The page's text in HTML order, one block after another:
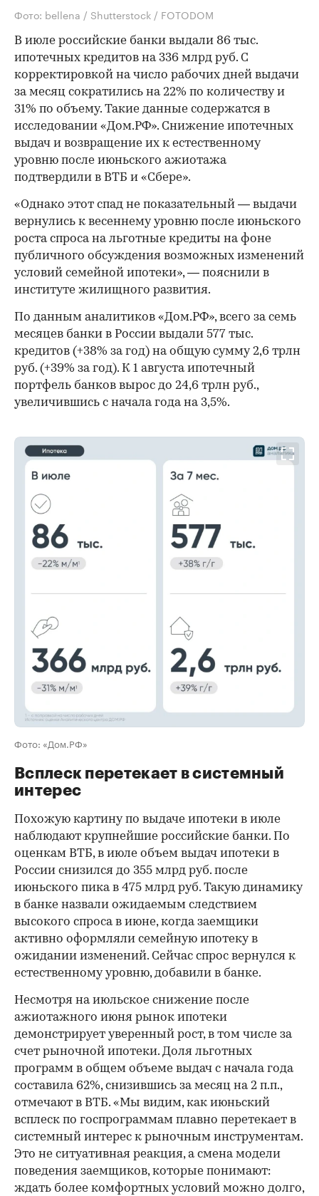
Фото: bellena / Shutterstock / FOTODOM
В июле российские банки выдали 86 тыс.
ипотечных кредитов на 336 млрд руб. С
корректировкой на число рабочих дней выдачи
за месяц сократились на 22% по количеству и
31% по объему. Такие данные содержатся в
исследовании «Дом.РФ». Снижение ипотечных
выдач и возвращение их к естественному
уровню после июньского ажиотажа
подтвердили в ВТБ и «Сбере».
«Однако этот спад не показательный — выдачи
вернулись к весеннему уровню после июньского
роста спроса на льготные кредиты на фоне
публичного обсуждения возможных изменений
условий семейной ипотеки», — пояснили в
институте жилищного развития.
По данным аналитиков «Дом.РФ», всего за семь
месяцев банки в России выдали 577 тыс.
кредитов (+38% за год) на общую сумму 2,6 трлн
руб. (+39% за год). К 1 августа ипотечный
портфель банков вырос до 24,6 трлн руб.,
увеличившись с начала года на 3,5%.
Фото: «Дом.РФ»
Всплеск перетекает в системный
интерес
Похожую картину по выдаче ипотеки в июле
наблюдают крупнейшие российские банки. По
оценкам ВТБ, в июле объем выдач ипотеки в
России снизился до 355 млрд руб. после
июньского пика в 475 млрд руб. Такую динамику
в банке назвали ожидаемым следствием
высокого спроса в июне, когда заемщики
активно оформляли семейную ипотеку в
ожидании изменений. Сейчас спрос вернулся к
естественному уровню, добавили в банке.
Несмотря на июльское снижение после
ажиотажного июня рынок ипотеки
демонстрирует уверенный рост, в том числе за
счет рыночной ипотеки. Доля льготных
программ в общем объеме выдач с начала года
составила 62%, снизившись за месяц на 2 п.п.,
отмечают в ВТБ. «Мы видим, как июньский
всплеск по госпрограммам плавно перетекает в
системный интерес к рыночным инструментам.
Это не ситуативная реакция, а смена модели
поведения заемщиков, которые понимают:
ждать более комфортных условий можно долго,